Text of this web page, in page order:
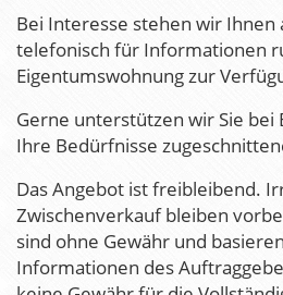
Bei Interesse stehen wir Ihnen
telefonisch für Informationen
Eigentumswohnung zur
Gerne unterstützen wir Sie
Ihre Bedürfnisse
Das Angebot ist freibleibend.
Zwischenverkauf bleiben
sind ohne Gewähr und
Informationen des